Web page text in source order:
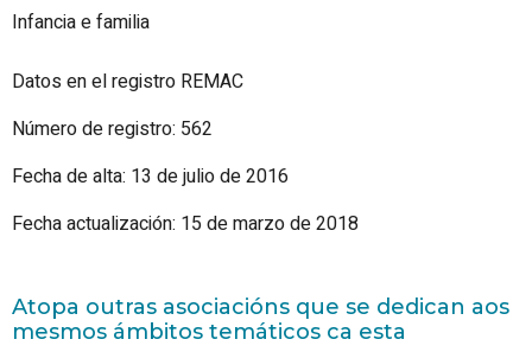
Infancia e familia
Datos en el registro REMAC
Número de registro: 562
Fecha de alta: 13 de julio de 2016
Fecha actualización: 15 de marzo de 2018
Atopa outras asociacións que se dedican aos
mesmos ámbitos temáticos ca esta